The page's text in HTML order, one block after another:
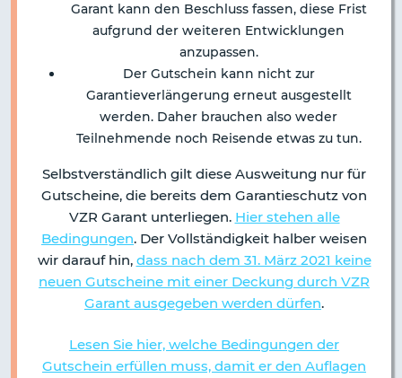
Garant kann den Beschluss fassen, diese Frist
aufgrund der weiteren Entwicklungen
anzupassen.
Der Gutschein kann nicht zur
Garantieverlängerung erneut ausgestellt
werden. Daher brauchen also weder
Teilnehmende noch Reisende etwas zu tun.
Selbstverständlich gilt diese Ausweitung nur für
Gutscheine, die bereits dem Garantieschutz von
VZR Garant unterliegen. Hier stehen alle
Bedingungen. Der Vollständigkeit halber weisen
wir darauf hin, dass nach dem 31. März 2021 keine
neuen Gutscheine mit einer Deckung durch VZR
Garant ausgegeben werden dürfen.
Lesen Sie hier, welche Bedingungen der
Gutschein erfüllen muss, damit er den Auflagen